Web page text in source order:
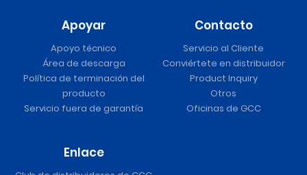
Apoyar
Apoyo técnico
Área de descarga
Política de terminación del
producto
Servicio fuera de garantía
Contacto
Servicio al Cliente
Conviértete en distribuidor
Product Inquiry
Otros
Oficinas de GCC
Enlace